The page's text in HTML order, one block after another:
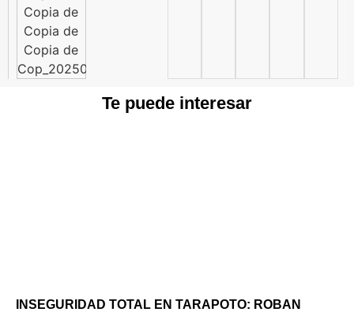
Te puede interesar
INSEGURIDAD TOTAL EN TARAPOTO: ROBAN